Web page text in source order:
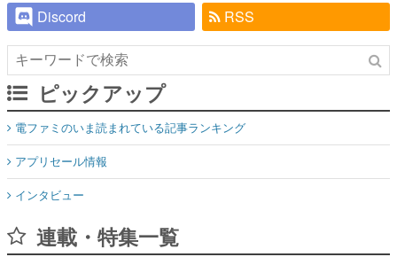
Discord
RSS
ピックアップ
電ファミのいま読まれている記事ランキング
アプリセール情報
インタビュー
連載・特集一覧